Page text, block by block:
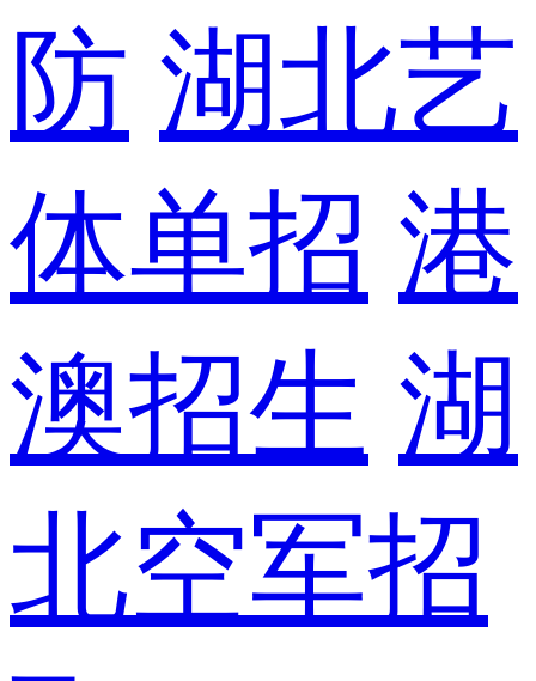
防 湖北艺
体单招 港
澳招生 湖
北空军招